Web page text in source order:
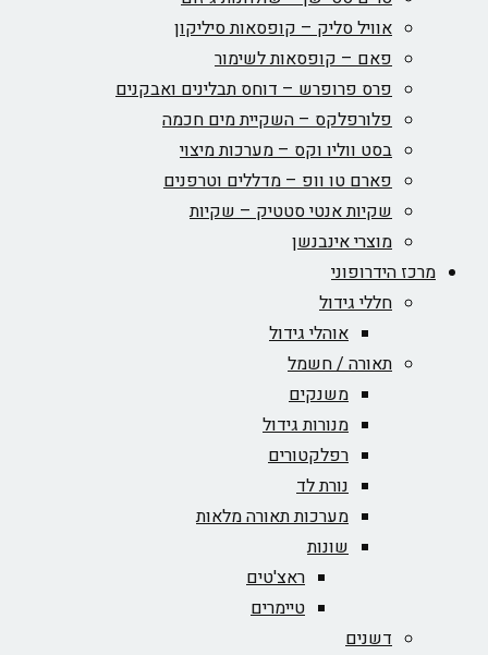
אוויל סליק – קופסאות סיליקון
פאם – קופסאות לשימור
פרס פרופרש – דוחס תבלינים ואבקנים
פלורפלקס – השקיית מים חכמה
בסט ווליו וקס – מערכות מיצוי
פארם טו וופ – מדללים וטרפנים
שקיות אנטי סטטיק – שקיות
מוצרי אינבנשן
מרכז הידרופוני
חללי גידול
אוהלי גידול
תאורה / חשמל
משנקים
מנורות גידול
רפלקטורים
נורת לד
מערכות תאורה מלאות
שונות
ראצ'טים
טיימרים
דשנים